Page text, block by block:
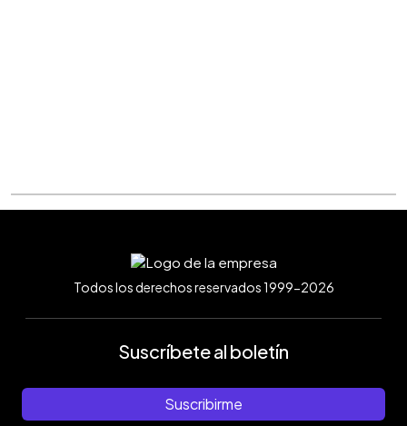
Todos los derechos reservados 1999-2026
Suscríbete al boletín
Suscribirme